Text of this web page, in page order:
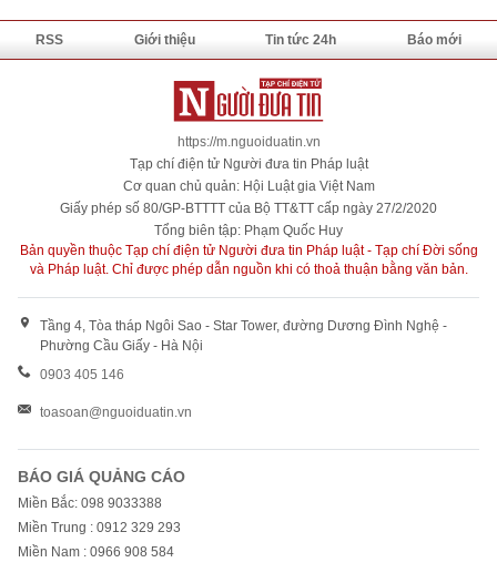
RSS Giới thiệu Tin tức 24h Báo mới
https://m.nguoiduatin.vn
Tạp chí điện tử Người đưa tin Pháp luật
Cơ quan chủ quản: Hội Luật gia Việt Nam
Giấy phép số 80/GP-BTTTT của Bộ TT&TT cấp ngày 27/2/2020
Tổng biên tập: Phạm Quốc Huy
Bản quyền thuộc Tạp chí điện tử Người đưa tin Pháp luật - Tạp chí Đời sống
và Pháp luật. Chỉ được phép dẫn nguồn khi có thoả thuận bằng văn bản.
Tầng 4, Tòa tháp Ngôi Sao - Star Tower, đường Dương Đình Nghệ -
Phường Cầu Giấy - Hà Nội
0903 405 146
toasoan@nguoiduatin.vn
BÁO GIÁ QUẢNG CÁO
Miền Bắc: 098 9033388
Miền Trung : 0912 329 293
Miền Nam : 0966 908 584